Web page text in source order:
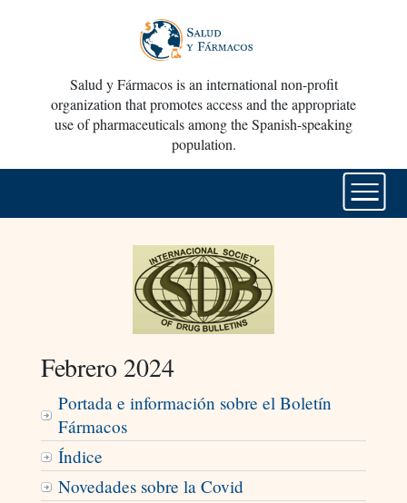
Salud y Fármacos is an international non-profit
organization that promotes access and the appropriate
use of pharmaceuticals among the Spanish-speaking
population.
Febrero 2024
Portada e información sobre el Boletín
Fármacos
Índice
Novedades sobre la Covid